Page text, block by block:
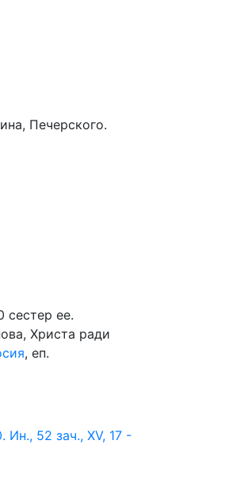
Печерского.
сестер ее.
Христа ради
, еп.
Ин., 52 зач., XV, 17 -